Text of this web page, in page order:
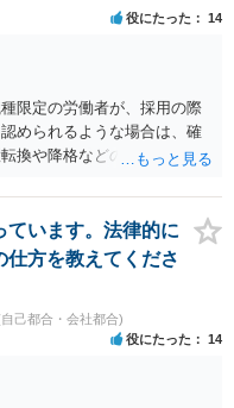
役にたった 14
限定の労働者が、採用の際
められるような場合は、確
換や降格などの措置は必ず
ます。 しかし、このような
の程度改善の機会を与えた
務改善計画など、御指摘の
もこの点について争点化す
の見通しや戦略については
生等とよくご相談なさるの
ています。法律的に
仕方を教えてくださ
己都合・会社都合)
役にたった 14